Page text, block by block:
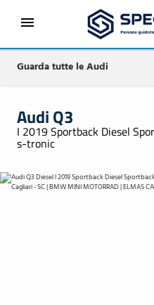
Guarda tutte le Audi
Audi Q3
I 2019 Sportback Diesel
s-tronic